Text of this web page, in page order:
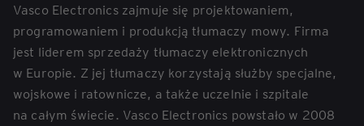
Vasco Electronics zajmuje się projektowaniem,
programowaniem i produkcją tłumaczy mowy. Firma
jest liderem sprzedaży tłumaczy elektronicznych
w Europie. Z jej tłumaczy korzystają służby specjalne,
wojskowe i ratownicze, a także uczelnie i szpitale
na całym świecie. Vasco Electronics powstało w 2008